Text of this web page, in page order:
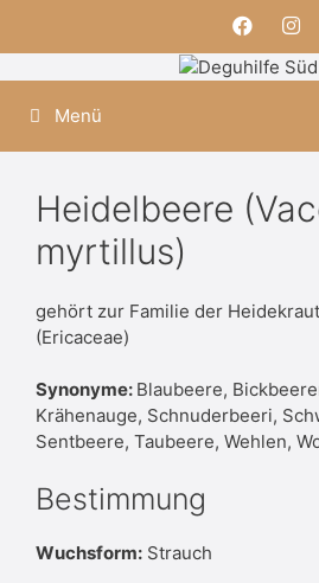
Menü
Heidelbeere
myrtillus)
gehört zur Familie der
(Ericaceae)
Synonyme: Blaubeere,
Krähenauge, Schnuderbeeri,
Sentbeere, Taubeere, Wehlen,
Bestimmung
Wuchsform: Strauch